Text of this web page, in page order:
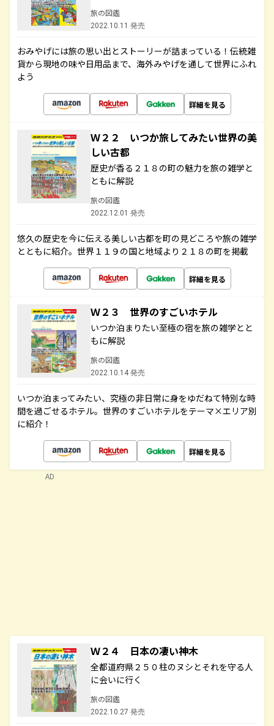
旅の図鑑
2022.10.11 発売
おみやげには旅の思い出とストーリーが詰まっている！伝統雑
貨から現地の味や日用品まで、海外みやげを通して世界にふれ
よう
詳細を見る
Ｗ２２ いつか旅してみたい世界の美
しい古都
歴史が香る２１８の町の魅力を旅の雑学と
ともに解説
旅の図鑑
2022.12.01 発売
悠久の歴史を今に伝える美しい古都を町の見どころや旅の雑学
とともに紹介。世界１１９の国と地域より２１８の町を掲載
詳細を見る
Ｗ２３ 世界のすごいホテル
いつか泊まりたい至極の宿を旅の雑学とと
もに解説
旅の図鑑
2022.10.14 発売
いつか泊まってみたい、究極の非日常に身をゆだねて特別な時
間を過ごせるホテル。世界のすごいホテルをテーマ×エリア別
に紹介！
詳細を見る
Ｗ２４ 日本の凄い神木
全都道府県２５０柱のヌシとそれを守る人
に会いに行く
旅の図鑑
2022.10.27 発売
AD